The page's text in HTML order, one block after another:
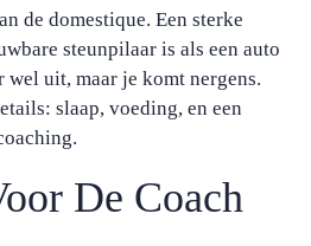
de domestique. Een sterke
steunpilaar is als een auto
uit, maar je komt nergens.
slaap, voeding, en een
De Coach